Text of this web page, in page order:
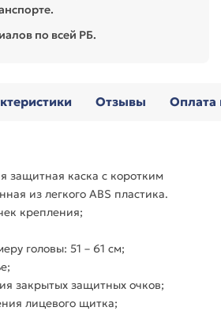
по всей РБ.
Отзывы Оплата
защитная каска с коротким
из легкого ABS пластика.
крепления;
головы: 51 – 61 см;
закрытых защитных очков;
лицевого щитка;